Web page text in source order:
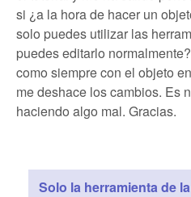
si ¿a la hora de hacer un
solo puedes utilizar las
puedes editarlo
como siempre con el objeto
me deshace los cambios. Es
haciendo algo mal. Gracias.
Solo la herramienta de